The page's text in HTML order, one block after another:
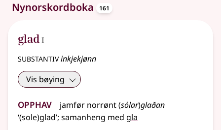
Nynorskordboka 161
glad 1
I
substantivinkjekjønn
Vis bøying
Opphav jamfør norrønt(sólar)glaðan
‘(sole)glad’; samanheng med gla